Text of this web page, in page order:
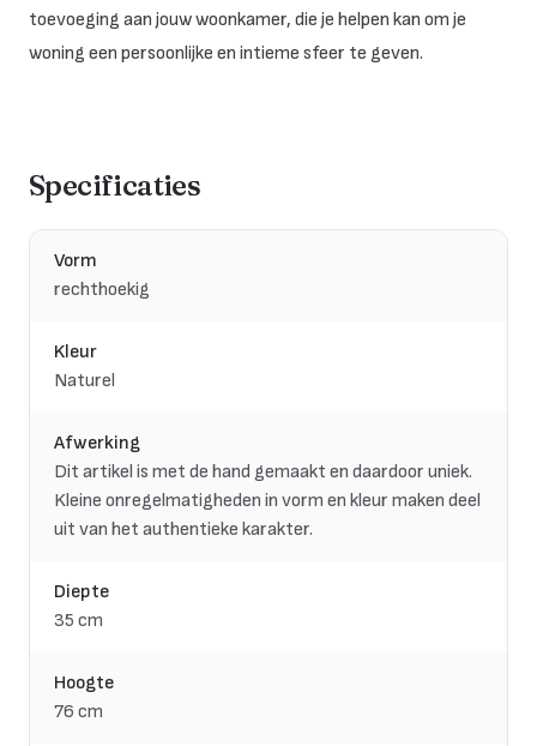
toevoeging aan jouw woonkamer, die je helpen kan om je
woning een persoonlijke en intieme sfeer te geven.
Specificaties
Vorm
rechthoekig
Kleur
Naturel
Afwerking
Dit artikel is met de hand gemaakt en daardoor uniek.
Kleine onregelmatigheden in vorm en kleur maken deel
uit van het authentieke karakter.
Diepte
35 cm
Hoogte
76 cm